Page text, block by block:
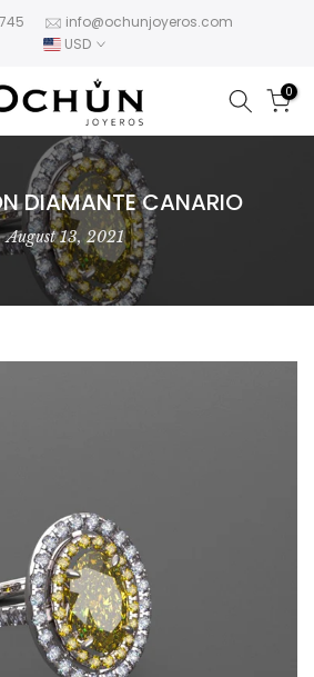
info@ochunjoyeros.com
USD
0
DIAMANTE CANARIO
August 13, 2021